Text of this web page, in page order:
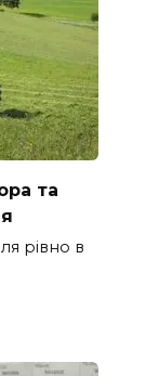
та
рівно в